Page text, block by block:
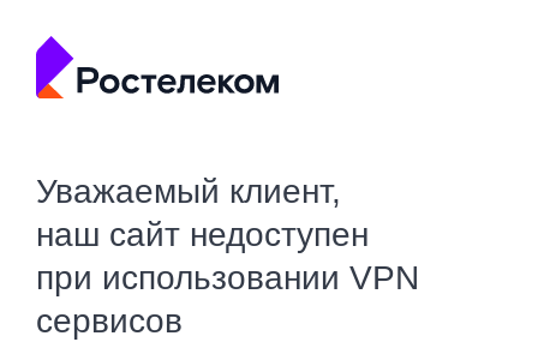
Уважаемый клиент,
наш сайт недоступен
при использовании VPN
сервисов